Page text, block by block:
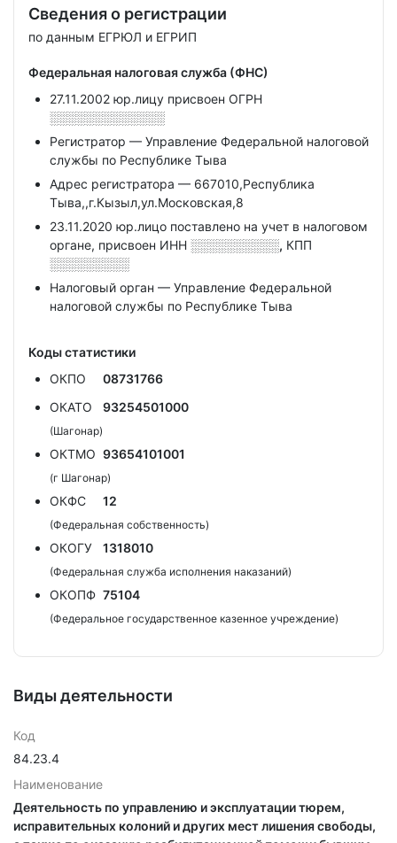
Сведения о регистрации
по данным ЕГРЮЛ и ЕГРИП
Федеральная налоговая служба (ФНС)
27.11.2002 юр.лицу присвоен ОГРН
░░░░░░░░░░░░░
Регистратор — Управление Федеральной налоговой
службы по Республике Тыва
Адрес регистратора — 667010,Республика
Тыва,,г.Кызыл,ул.Московская,8
23.11.2020 юр.лицо поставлено на учет в налоговом
органе, присвоен ИНН ░░░░░░░░░░, КПП
░░░░░░░░░
Налоговый орган — Управление Федеральной
налоговой службы по Республике Тыва
Коды статистики
ОКПО
08731766
ОКАТО
93254501000
(Шагонар)
ОКТМО 93654101001
(г Шагонар)
ОКФС 12
(Федеральная собственность)
ОКОГУ 1318010
(Федеральная служба исполнения наказаний)
ОКОПФ 75104
(Федеральное государственное казенное учреждение)
Виды деятельности
Код
84.23.4
Наименование
Деятельность по управлению и эксплуатации тюрем,
исправительных колоний и других мест лишения свободы,